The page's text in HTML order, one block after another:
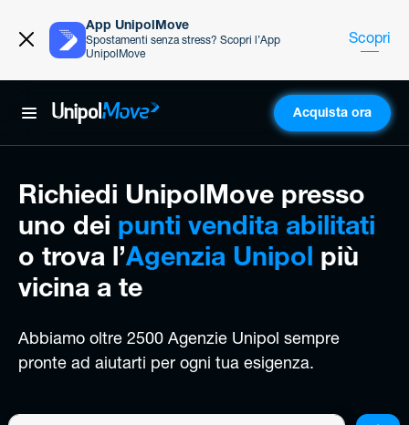
App UnipolMove
Spostamenti senza stress? Scopri l’App
UnipolMove
Scopri
UnipolMove Acquista ora
Richiedi UnipolMove presso
uno dei punti vendita abilitati
o trova l’Agenzia Unipol più
vicina a te
Abbiamo oltre 2500 Agenzie Unipol sempre
pronte ad aiutarti per ogni tua esigenza.